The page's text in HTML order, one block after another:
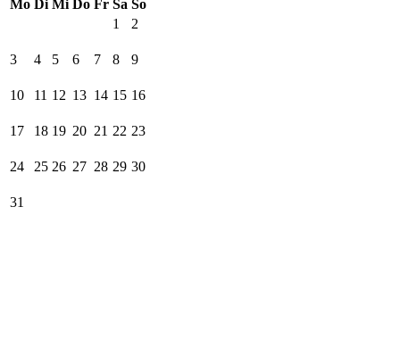
Mo Di Mi Do Fr Sa So
1
2
3 4 5 6 7 8 9
10 11 12 13 14 15 16
17 18 19 20 21 22 23
24 25 26 27 28 29 30
31